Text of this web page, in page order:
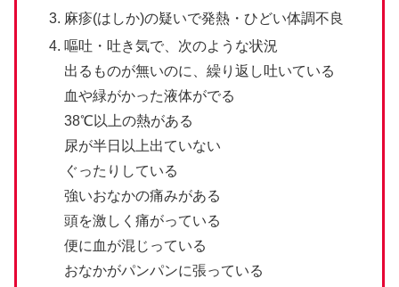
麻疹(はしか)の疑いで発熱・ひどい体調不良
嘔吐・吐き気で、次のような状況
出るものが無いのに、繰り返し吐いている
血や緑がかった液体がでる
38℃以上の熱がある
尿が半日以上出ていない
ぐったりしている
強いおなかの痛みがある
頭を激しく痛がっている
便に血が混じっている
おなかがパンパンに張っている